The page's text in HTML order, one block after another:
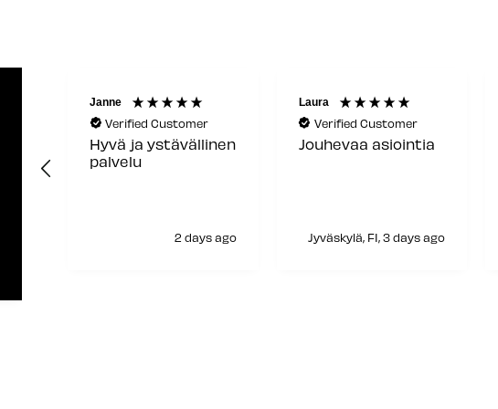
Janne
Verified Customer
Hyvä ja ystävällinen
palvelu
2 days ago
Laura
Verified Customer
Jouhevaa asiointia
Jyväskylä, FI, 3 days ago